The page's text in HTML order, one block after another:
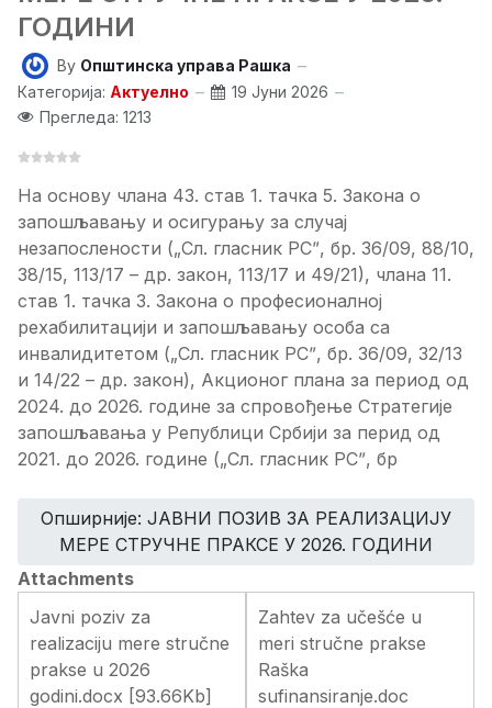
ГОДИНИ
By Општинска управа Рашка
Категорија: Актуелно
19 Јуни 2026
Прегледа: 1213
На основу члана 43. став 1. тачка 5. Закона о
запошљавању и осигурању за случај
незапослености („Сл. гласник РСˮ, бр. 36/09, 88/10,
38/15, 113/17 – др. закон, 113/17 и 49/21), члана 11.
став 1. тачка 3. Закона о професионалној
рехабилитацији и запошљавању особа са
инвалидитетом („Сл. гласник РСˮ, бр. 36/09, 32/13
и 14/22 – др. закон), Акционог плана за период од
2024. до 2026. године за спровођење Стратегије
запошљавања у Републици Србији за перид од
2021. до 2026. године („Сл. гласник РСˮ, бр
Опширније: ЈАВНИ ПОЗИВ ЗА РЕАЛИЗАЦИЈУ
МЕРЕ СТРУЧНЕ ПРАКСЕ У 2026. ГОДИНИ
Attachments
Javni poziv za
realizaciju mere stručne
prakse u 2026
godini.docx [93.66Kb]
Zahtev za učešće u
meri stručne prakse
Raška
sufinansiranje.doc